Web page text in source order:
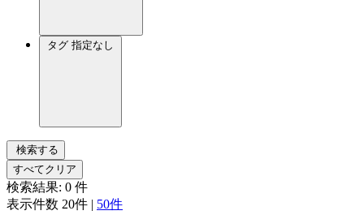
タグ 指定なし
検索する
すべてクリア
検索結果: 0 件
表示件数 20件 | 50件